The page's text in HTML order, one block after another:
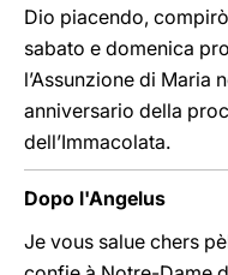
Dio piacendo,
sabato e domenica
l’Assunzione di Maria
anniversario della
dell’Immacolata.
Dopo l'Angelus
Je vous salue chers